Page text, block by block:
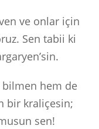
ve onlar için
Sen tabii ki
hem de
bir kraliçesin;
sen!